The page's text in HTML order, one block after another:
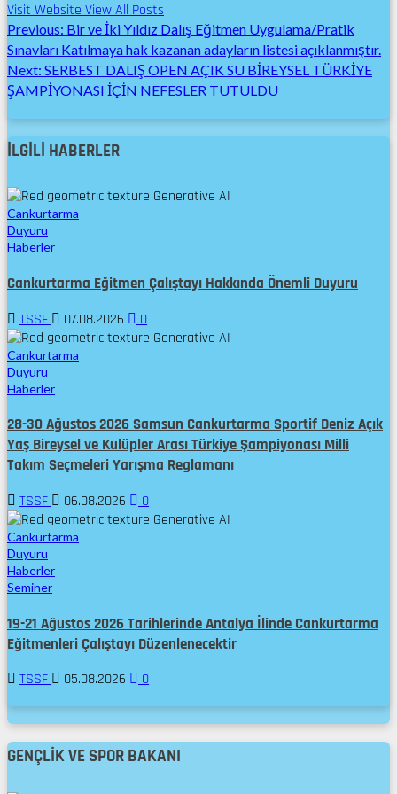
Visit WebsiteView All Posts
Post
navigation
Previous: Bir ve İki Yıldız Dalış Eğitmen Uygulama/Pratik
Sınavları Katılmaya hak kazanan adayların listesi açıklanmıştır.
Next: SERBEST DALIŞ OPEN AÇIK SU BİREYSEL TÜRKİYE
ŞAMPİYONASI İÇİN NEFESLER TUTULDU
İLGILI HABERLER
Cankurtarma
Duyuru
Haberler
Cankurtarma Eğitmen Çalıştayı Hakkında Önemli Duyuru
TSSF 07.08.2026 0
Cankurtarma
Duyuru
Haberler
28-30 Ağustos 2026 Samsun Cankurtarma Sportif Deniz Açık
Yaş Bireysel ve Kulüpler Arası Türkiye Şampiyonası Milli
Takım Seçmeleri Yarışma Reglamanı
TSSF 06.08.2026 0
Cankurtarma
Duyuru
Haberler
Seminer
19-21 Ağustos 2026 Tarihlerinde Antalya İlinde Cankurtarma
Eğitmenleri Çalıştayı Düzenlenecektir
TSSF 05.08.2026 0
GENÇLIK VE SPOR BAKANI